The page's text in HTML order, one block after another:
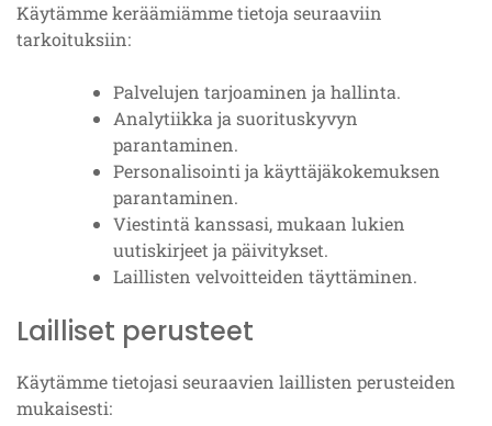
Käytämme keräämiämme tietoja seuraaviin
tarkoituksiin:
Palvelujen tarjoaminen ja hallinta.
Analytiikka ja suorituskyvyn
parantaminen.
Personalisointi ja käyttäjäkokemuksen
parantaminen.
Viestintä kanssasi, mukaan lukien
uutiskirjeet ja päivitykset.
Laillisten velvoitteiden täyttäminen.
Lailliset perusteet
Käytämme tietojasi seuraavien laillisten perusteiden
mukaisesti: